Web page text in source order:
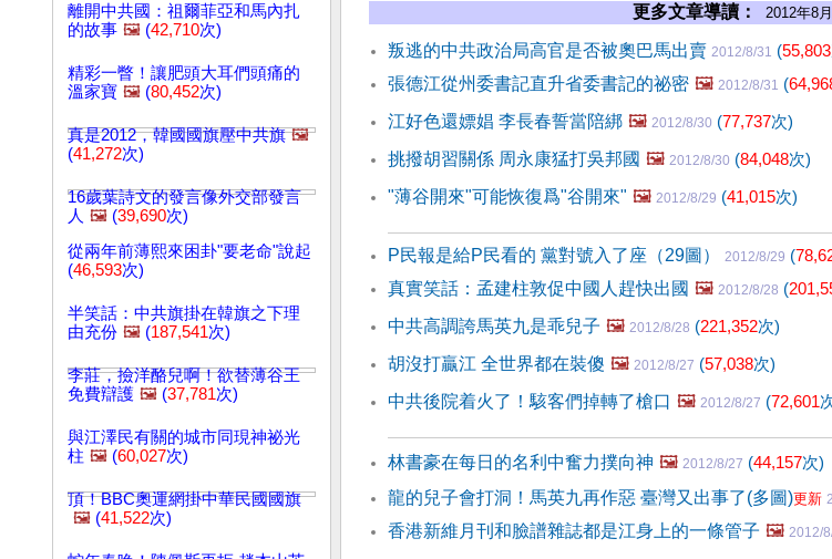
離開中共國：祖爾菲亞和馬內扎
的故事 🖼️ (42,710次)
精彩一瞥！讓肥頭大耳們頭痛的
溫家寶 🖼️ (80,452次)
真是2012，韓國國旗壓中共旗 🖼️
(41,272次)
16歲葉詩文的發言像外交部發言
人 🖼️ (39,690次)
從兩年前薄熙來困卦"要老命"說起
(46,593次)
半笑話：中共旗掛在韓旗之下理
由充份 🖼️ (187,541次)
李莊，撿洋酪兒啊！欲替薄谷王
免費辯護 🖼️ (37,781次)
與江澤民有關的城市同現神祕光
柱 🖼️ (60,027次)
頂！BBC奧運網掛中華民國國旗
🖼️ (41,522次)
更多文章導讀： 2012年8
叛逃的中共政治局高官是否被奧巴馬出賣 2012/8/31 (55,803
張德江從州委書記直升省委書記的祕密 🖼️ 2012/8/31 (
江好色還嫖娼 李長春誓當陪綁 🖼️ 2012/8/30 (77,737次)
挑撥胡習關係 周永康猛打吳邦國 🖼️ 2012/8/30 (84,048次)
"薄谷開來"可能恢復爲"谷開來" 🖼️ 2012/8/29 (41,015次)
P民報是給P民看的 黨對號入了座（29圖） 2012/8/29 (
真實笑話：孟建柱敦促中國人趕快出國 🖼️ 2012/8/28 (
中共高調誇馬英九是乖兒子 🖼️ 2012/8/28 (221,352次)
胡沒打贏江 全世界都在裝傻 🖼️ 2012/8/27 (57,038次)
中共後院着火了！駭客們掉轉了槍口 🖼️ 2012/8/27 (72,601
林書豪在每日的名利中奮力撲向神 🖼️ 2012/8/27 (44,157次)
龍的兒子會打洞！馬英九再作惡 臺灣又出事了(多圖)更新
香港新維月刊和臉譜雜誌都是江身上的一條管子 🖼️ 2012/